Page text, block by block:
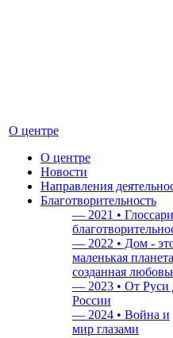
О центре
О центре
Новости
Направления
Благотворительность
— 2021 •
— 2022 • Дом -
маленькая
созданная
— 2023 • От Руси
России
— 2024 • Война и
мир глазами